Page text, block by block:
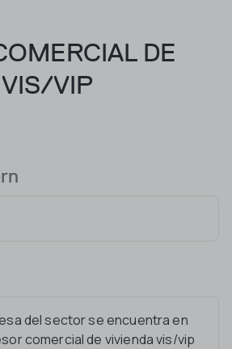
DE
VIP
del sector se encuentra en
comercial de vivienda vis/vip